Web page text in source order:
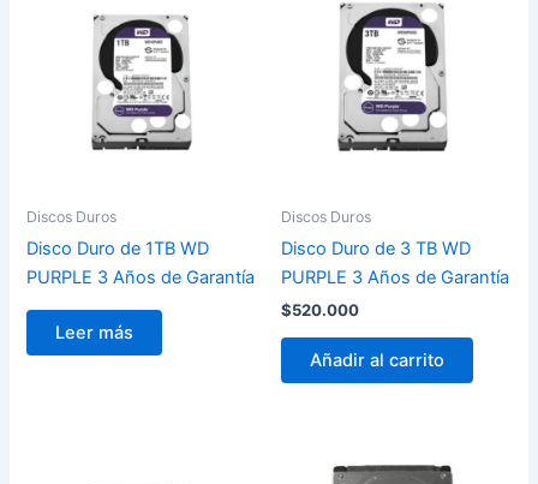
Discos Duros
Disco Duro de 1TB WD
PURPLE 3 Años de Garantía
Leer más
Discos Duros
Disco Duro de 3 TB WD
PURPLE 3 Años de Garantía
$520.000
Añadir al carrito